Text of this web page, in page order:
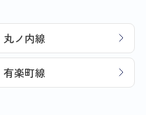
丸ノ内線
有楽町線